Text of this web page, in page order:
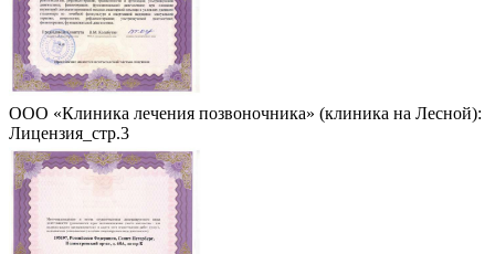
ООО «Клиника лечения позвоночника» (клиника на Лесной):
Лицензия_стр.3